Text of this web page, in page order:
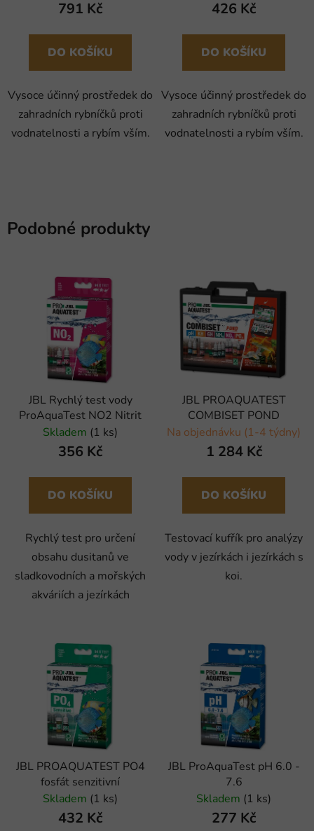
791 Kč
DO KOŠÍKU
Vysoce účinný prostředek do
zahradních rybníčků proti
vodnatelnosti a rybím vším.
426 Kč
DO KOŠÍKU
Vysoce účinný prostředek do
zahradních rybníčků proti
vodnatelnosti a rybím vším.
Podobné produkty
JBL Rychlý test vody
ProAquaTest NO2 Nitrit
Skladem (1 ks)
356 Kč
DO KOŠÍKU
Rychlý test pro určení
obsahu dusitanů ve
sladkovodních a mořských
akváriích a jezírkách
JBL PROAQUATEST
COMBISET POND
Na objednávku (1-4 týdny)
1 284 Kč
DO KOŠÍKU
Testovací kufřík pro analýzy
vody v jezírkách i jezírkách s
koi.
JBL PROAQUATEST PO4
fosfát senzitivní
Skladem (1 ks)
432 Kč
JBL ProAquaTest pH 6.0 -
7.6
Skladem (1 ks)
277 Kč